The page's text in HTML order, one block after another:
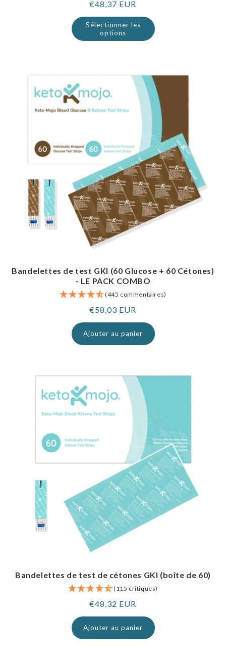
Prix
normal
€48,37 EUR
Sélectionner les
options
Bandelettes de test GKI (60 Glucose + 60 Cétones)
- LE PACK COMBO
(445 commentaires)
Prix
normal
€58,03 EUR
Ajouter au panier
Bandelettes de test de cétones GKI (boîte de 60)
(115 critiques)
Prix
normal
€48,32 EUR
Ajouter au panier